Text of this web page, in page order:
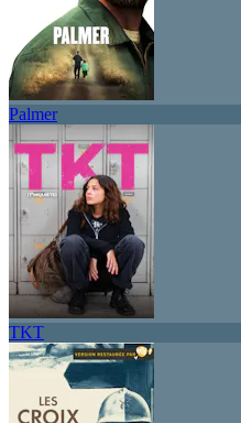
Palmer
TKT